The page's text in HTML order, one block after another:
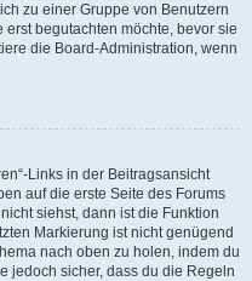
zu einer Gruppe von Benutzern
begutachten möchte, bevor sie
die Board-Administration, wenn
Links in der Beitragsansicht
auf die erste Seite des Forums
siehst, dann ist die Funktion
Markierung ist nicht genügend
nach oben zu holen, indem du
jedoch sicher, dass du die Regeln